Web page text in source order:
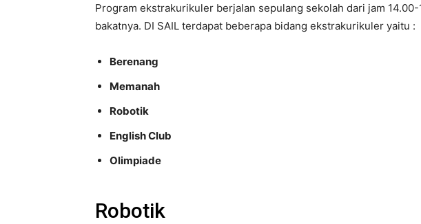
Program ekstrakurikuler berjalan sepulang sekolah dari jam
bakatnya. DI SAIL terdapat beberapa bidang ekstrakurikuler yaitu :
Berenang
Memanah
Robotik
English Club
Olimpiade
Robotik